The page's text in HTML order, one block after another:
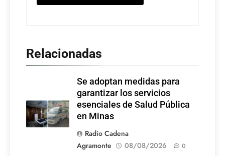
Relacionadas
Se adoptan medidas para
garantizar los servicios
esenciales de Salud Pública
en Minas
Radio Cadena
Agramonte
08/08/2026 0